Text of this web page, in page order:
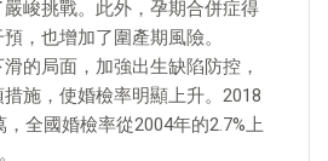
峻挑戰。此外，孕期合併症得
，也增加了圍產期風險。
的局面，加強出生缺陷防控，
施，使婚檢率明顯上升。2018
全國婚檢率從2004年的2.7%上